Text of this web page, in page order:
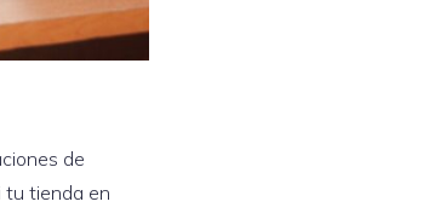
de
tu tienda en